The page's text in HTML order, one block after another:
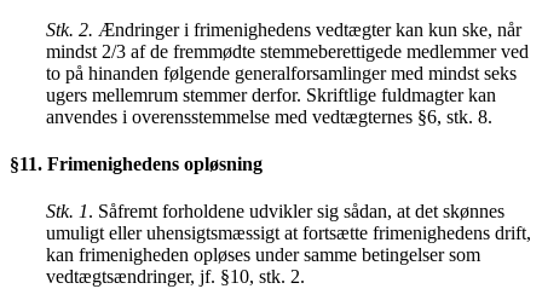
Stk. 2. Ændringer i frimenighedens vedtægter kan kun ske, når
mindst 2/3 af de fremmødte stemmeberettigede medlemmer ved
to på hinanden følgende generalforsamlinger med mindst seks
ugers mellemrum stemmer derfor. Skriftlige fuldmagter kan
anvendes i overensstemmelse med vedtægternes §6, stk. 8.
§11. Frimenighedens opløsning
Stk. 1. Såfremt forholdene udvikler sig sådan, at det skønnes
umuligt eller uhensigtsmæssigt at fortsætte frimenighedens drift,
kan frimenigheden opløses under samme betingelser som
vedtægtsændringer, jf. §10, stk. 2.